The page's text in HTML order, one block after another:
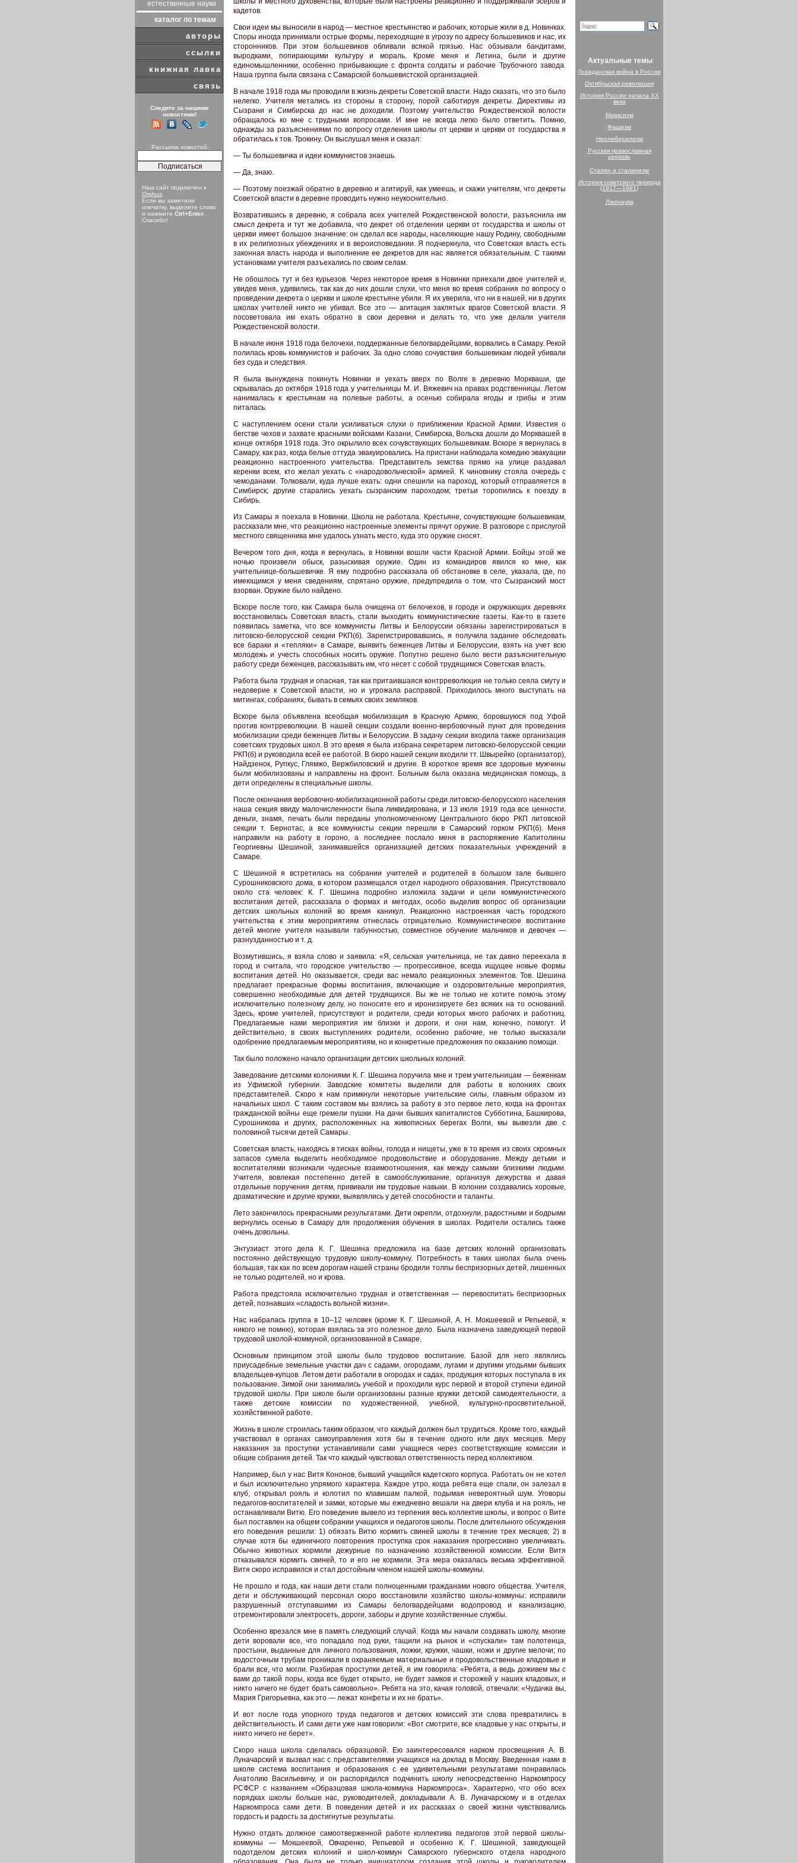
естественные науки
каталог по темам
авторы
ссылки
книжная лавка
связь
Следите за нашими
новостями!
Рассылка новостей:
Наш сайт подключен к
Orphus
Если вы заметили
опечатку, выделите слово
и нажмите Ctrl+Enter
Спасибо!
кадетов.
Свои идеи мы выносили в народ — местное крестьянство и рабочих, которые жили в д. Новинках.
Споры иногда принимали острые формы, переходящие в угрозу по адресу большевиков и нас, их
сторонников. При этом большевиков обливали всякой грязью. Нас обзывали бандитами,
выродками, попирающими культуру и мораль. Кроме меня и Летина, были и другие
единомышленники, особенно прибывающие с фронта солдаты и рабочие Трубочного завода.
Наша группа была связана с Самарской большевистской организацией.
В начале 1918 года мы проводили в жизнь декреты Советской власти. Надо сказать, что это было
нелегко. Учителя метались из стороны в сторону, порой саботируя декреты. Директивы из
Сызрани и Симбирска до нас не доходили. Поэтому учительство Рождественской волости
обращалось ко мне с трудными вопросами. И мне не всегда легко было ответить. Помню,
однажды за разъяснениями по вопросу отделения школы от церкви и церкви от государства я
обратилась к тов. Трокину. Он выслушал меня и сказал:
— Ты большевичка и идеи коммунистов знаешь.
— Да, знаю.
— Поэтому поезжай обратно в деревню и агитируй, как умеешь, и скажи учителям, что декреты
Советской власти в деревне проводить нужно неукоснительно.
Возвратившись в деревню, я собрала всех учителей Рождественской волости, разъяснила им
смысл декрета и тут же добавила, что декрет об отделении церкви от государства и школы от
церкви имеет большое значение: он сделал все народы, населяющие нашу Родину, свободными
в их религиозных убеждениях и в вероисповедании. Я подчеркнула, что Советская власть есть
законная власть народа и выполнение ее декретов для нас является обязательным. С такими
установками учителя разъехались по своим селам.
Не обошлось тут и без курьезов. Через некоторое время в Новинки приехали двое учителей и,
увидев меня, удивились, так как до них дошли слухи, что меня во время собрания по вопросу о
проведении декрета о церкви и школе крестьяне убили. Я их уверила, что ни в нашей, ни в других
школах учителей никто не убивал. Все это — агитация заклятых врагов Советской власти. Я
посоветовала им ехать обратно в свои деревни и делать то, что уже делали учителя
Рождественской волости.
В начале июня 1918 года белочехи, поддержанные белогвардейцами, ворвались в Самару. Рекой
полилась кровь коммунистов и рабочих. За одно слово сочувствия большевикам людей убивали
без суда и следствия.
Я была вынуждена покинуть Новинки и уехать вверх по Волге в деревню Моркваши, где
скрывалась до октября 1918 года у учительницы М. И. Вяжевич на правах родственницы. Летом
нанималась к крестьянам на полевые работы, а осенью собирала ягоды и грибы и этим
питалась.
С наступлением осени стали усиливаться слухи о приближении Красной Армии. Известия о
бегстве чехов и захвате красными войсками Казани, Симбирска, Вольска дошли до Морквашей в
конце октября 1918 года. Это окрылило всех сочувствующих большевикам. Вскоре я вернулась в
Самару, как раз, когда белые оттуда эвакуировались. На пристани наблюдала комедию эвакуации
реакционно настроенного учительства. Представитель земства прямо на улице раздавал
керенки всем, кто желал уехать с «народовольческой» армией. К чиновнику стояла очередь с
чемоданами. Толковали, куда лучше ехать: одни спешили на пароход, который отправляется в
Симбирск; другие старались уехать сызранским пароходом; третьи торопились к поезду в
Сибирь.
Из Самары я поехала в Новинки. Школа не работала. Крестьяне, сочувствующие большевикам,
рассказали мне, что реакционно настроенные элементы прячут оружие. В разговоре с прислугой
местного священника мне удалось узнать место, куда это оружие сносят.
Вечером того дня, когда я вернулась, в Новинки вошли части Красной Армии. Бойцы этой же
ночью произвели обыск, разыскивая оружие. Один из командиров явился ко мне, как
учительнице-большевичке. Я ему подробно рассказала об обстановке в селе, указала, где, по
имеющимся у меня сведениям, спрятано оружие, предупредила о том, что Сызранский мост
взорван. Оружие было найдено.
Вскоре после того, как Самара была очищена от белочехов, в городе и окружающих деревнях
восстановилась Советская власть, стали выходить коммунистические газеты. Как-то в газете
появилась заметка, что все коммунисты Литвы и Белоруссии обязаны зарегистрироваться в
литовско-белорусской секции РКП(б). Зарегистрировавшись, я получила задание обследовать
все бараки и «тепляки» в Самаре, выявить беженцев Литвы и Белоруссии, взять на учет всю
молодежь и учесть способных носить оружие. Попутно решено было вести разъяснительную
работу среди беженцев, рассказывать им, что несет с собой трудящимся Советская власть.
Работа была трудная и опасная, так как притаившаяся контрреволюция не только сеяла смуту и
недоверие к Советской власти, но и угрожала расправой. Приходилось много выступать на
митингах, собраниях, бывать в семьях своих земляков.
Вскоре была объявлена всеобщая мобилизация в Красную Армию, боровшуюся под Уфой
против контрреволюции. В нашей секции создали военно-вербовочный пункт для проведения
мобилизации среди беженцев Литвы и Белоруссии. В задачу секции входила также организация
советских трудовых школ. В это время я была избрана секретарем литовско-белорусской секции
РКП(б) и руководила всей ее работой. В бюро нашей секции входили тт. Швырейко (организатор),
Найдзенок, Рупкус, Глямжо, Вержбиловский и другие. В короткое время все здоровые мужчины
были мобилизованы и направлены на фронт. Больным была оказана медицинская помощь, а
дети определены в специальные школы.
После окончания вербовочно-мобилизационной работы среди литовско-белорусского населения
наша секция ввиду малочисленности была ликвидирована, и 13 июля 1919 года все ценности,
деньги, знамя, печать были переданы уполномоченному Центрального бюро РКП литовской
секции т. Бернотас, а все коммунисты секции перешли в Самарский горком РКП(б). Меня
направили на работу в гороно, а последнее послало меня в распоряжение Капитолины
Георгиевны Шешиной, занимавшейся организацией детских показательных учреждений в
Самаре.
С Шешиной я встретилась на собрании учителей и родителей в большом зале бывшего
Сурошниковского дома, в котором размещался отдел народного образования. Присутствовало
около ста человек: К. Г. Шешина подробно изложила задачи и цели коммунистического
воспитания детей, рассказала о формах и методах, особо выделив вопрос об организации
детских школьных колоний во время каникул. Реакционно настроенная часть городского
учительства к этим мероприятиям отнеслась отрицательно. Коммунистическое воспитание
детей многие учителя называли табунностью, совместное обучение мальчиков и девочек —
разнузданностью и т. д.
Возмутившись, я взяла слово и заявила: «Я, сельская учительница, не так давно переехала в
город и считала, что городское учительство — прогрессивное, всегда ищущее новые формы
воспитания детей. Но оказывается, среди вас немало реакционных элементов. Тов. Шешина
предлагает прекрасные формы воспитания, включающие и оздоровительные мероприятия,
совершенно необходимые для детей трудящихся. Вы же не только не хотите помочь этому
исключительно полезному делу, но поносите его и иронизируете без всяких на то оснований.
Здесь, кроме учителей, присутствуют и родители, среди которых много рабочих и работниц.
Предлагаемые нами мероприятия им близки и дороги, и они нам, конечно, помогут. И
действительно, в своих выступлениях родители, особенно рабочие, не только высказали
одобрение предлагаемым мероприятиям, но и конкретные предложения по оказанию помощи.
Так было положено начало организации детских школьных колоний.
Заведование детскими колониями К. Г. Шешина поручила мне и трем учительницам — беженкам
из Уфимской губернии. Заводские комитеты выделили для работы в колониях своих
представителей. Скоро к нам примкнули некоторые учительские силы, главным образом из
начальных школ. С таким составом мы взялись за работу в это первое лето, когда на фронтах
гражданской войны еще гремели пушки. На дачи бывших капиталистов Субботина, Башкирова,
Сурошникова и других, расположенных на живописных берегах Волги, мы вывезли две с
половиной тысячи детей Самары.
Советская власть, находясь в тисках войны, голода и нищеты, уже в то время из своих скромных
запасов сумела выделить необходимое продовольствие и оборудование. Между детьми и
воспитателями возникали чудесные взаимоотношения, как между самыми близкими людьми.
Учителя, вовлекая постепенно детей в самообслуживание, организуя дежурства и давая
отдельные поручения детям, прививали им трудовые навыки. В колонии создавались хоровые,
драматические и другие кружки, выявлялись у детей способности и таланты.
Лето закончилось прекрасными результатами. Дети окрепли, отдохнули, радостными и бодрыми
вернулись осенью в Самару для продолжения обучения в школах. Родители остались также
очень довольны.
Энтузиаст этого дела К. Г. Шешина предложила на базе детских колоний организовать
постоянно действующую трудовую школу-коммуну. Потребность в таких школах была очень
большая, так как по всем дорогам нашей страны бродили толпы беспризорных детей, лишенных
не только родителей, но и крова.
Работа предстояла исключительно трудная и ответственная — перевоспитать беспризорных
детей, познавших «сладость вольной жизни».
Нас набралась группа в 10–12 человек (кроме К. Г. Шешиной, А. Н. Мокшеевой и Репьевой, я
никого не помню), которая взялась за это полезное дело. Была назначена заведующей первой
трудовой школой-коммуной, организованной в Самаре.
Основным принципом этой школы было трудовое воспитание. Базой для него являлись
приусадебные земельные участки дач с садами, огородами, лугами и другими угодьями бывших
владельцев-купцов. Летом дети работали в огородах и садах, продукция которых поступала в их
пользование. Зимой они занимались учебой и проходили курс первой и второй ступени единой
трудовой школы. При школе были организованы разные кружки детской самодеятельности, а
также детские комиссии по художественной, учебной, культурно-просветительной,
хозяйственной работе.
Жизнь в школе строилась таким образом, что каждый должен был трудиться. Кроме того, каждый
участвовал в органах самоуправления хотя бы в течение одного или двух месяцев. Меру
наказания за проступки устанавливали сами учащиеся через соответствующие комиссии и
общие собрания детей. Так что каждый чувствовал ответственность перед коллективом.
Например, был у нас Витя Кононов, бывший учащийся кадетского корпуса. Работать он не хотел
и был исключительно упрямого характера. Каждое утро, когда ребята еще спали, он залезал в
клуб, открывал рояль и колотил по клавишам палкой, подымая невероятный шум. Уговоры
педагогов-воспитателей и замки, которые мы ежедневно вешали на двери клуба и на рояль, не
останавливали Витю. Его поведение вывело из терпения весь коллектив школы, и вопрос о Вите
был поставлен на общем собрании учащихся и педагогов школы. После длительного обсуждения
его поведения решили: 1) обязать Витю кормить свиней школы в течение трех месяцев; 2) в
случае хотя бы единичного повторения проступка срок наказания прогрессивно увеличивать.
Обычно животных кормили дежурные по назначению хозяйственной комиссии. Если Витя
отказывался кормить свиней, то и его не кормили. Эта мера оказалась весьма эффективной.
Витя скоро исправился и стал достойным членом нашей школы-коммуны.
Не прошло и года, как наши дети стали полноценными гражданами нового общества. Учителя,
дети и обслуживающий персонал скоро восстановили хозяйство школы-коммуны: исправили
разрушенный отступавшими из Самары белогвардейцами водопровод и канализацию,
отремонтировали электросеть, дороги, заборы и другие хозяйственные службы.
Особенно врезался мне в память следующий случай. Когда мы начали создавать школу, многие
дети воровали все, что попадало под руки, тащили на рынок и «спускали» там полотенца,
простыни, выданные для личного пользования, ложки, кружки, чашки, ножи и другие мелочи; по
водосточным трубам проникали в охраняемые материальные и продовольственные кладовые и
брали все, что могли. Разбирая проступки детей, я им говорила: «Ребята, а ведь доживем мы с
вами до такой поры, когда все будет открыто, не будет замков и сторожей у наших кладовых, и
никто ничего не будет брать самовольно». Ребята на это, качая головой, отвечали: «Чудачка вы,
Мария Григорьевна, как это — лежат конфеты и их не брать».
И вот после года упорного труда педагогов и детских комиссий эти слова превратились в
действительность. И сами дети уже нам говорили: «Вот смотрите, все кладовые у нас открыты, и
никто ничего не берет».
Скоро наша школа сделалась образцовой. Ею заинтересовался нарком просвещения А. В.
Луначарский и вызвал нас с представителями учащихся на доклад в Москву. Введенная нами в
школе система воспитания и образования с ее удивительными результатами понравилась
Анатолию Васильевичу, и он распорядился подчинить школу непосредственно Наркомпросу
РСФСР с названием «Образцовая школа-коммуна Наркомпроса». Характерно, что обо всех
порядках школы больше нас, руководителей, докладывали А. В. Луначарскому и в отделах
Наркомпроса сами дети. В поведении детей и их рассказах о своей жизни чувствовались
гордость и радость за достигнутые результаты.
Нужно отдать должное самоотверженной работе коллектива педагогов этой первой школы-
коммуны — Мокшеевой, Овчаренко, Репьевой и особенно К. Г. Шешиной, заведующей
подотделом детских колоний и школ-коммун Самарского губернского отдела народного
Актуальные темы
Гражданская война в России
Октябрьская революция
История России начала XX
века
Марксизм
Фашизм
Неолиберализм
Русская православная
церковь
Сталин и сталинизм
История советского периода
(1917—1991)
Лженаука